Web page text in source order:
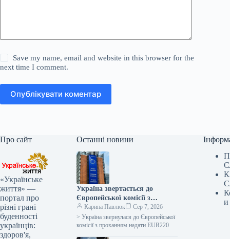
Save my name, email and website in this browser for the
next time I comment.
Опублікувати коментар
Про сайт
«Українське
життя» —
портал про
різні грані
буденності
українців:
здоров'я,
Останні новини
Україна звертається до
Європейської комісії з
проханням про виділення 220
мільйонів євро для допомоги
сільськогосподарським
Карина Павлюк
Сер 7, 2026
> Україна звернулася до Європейської
комісії з проханням надати EUR220
и